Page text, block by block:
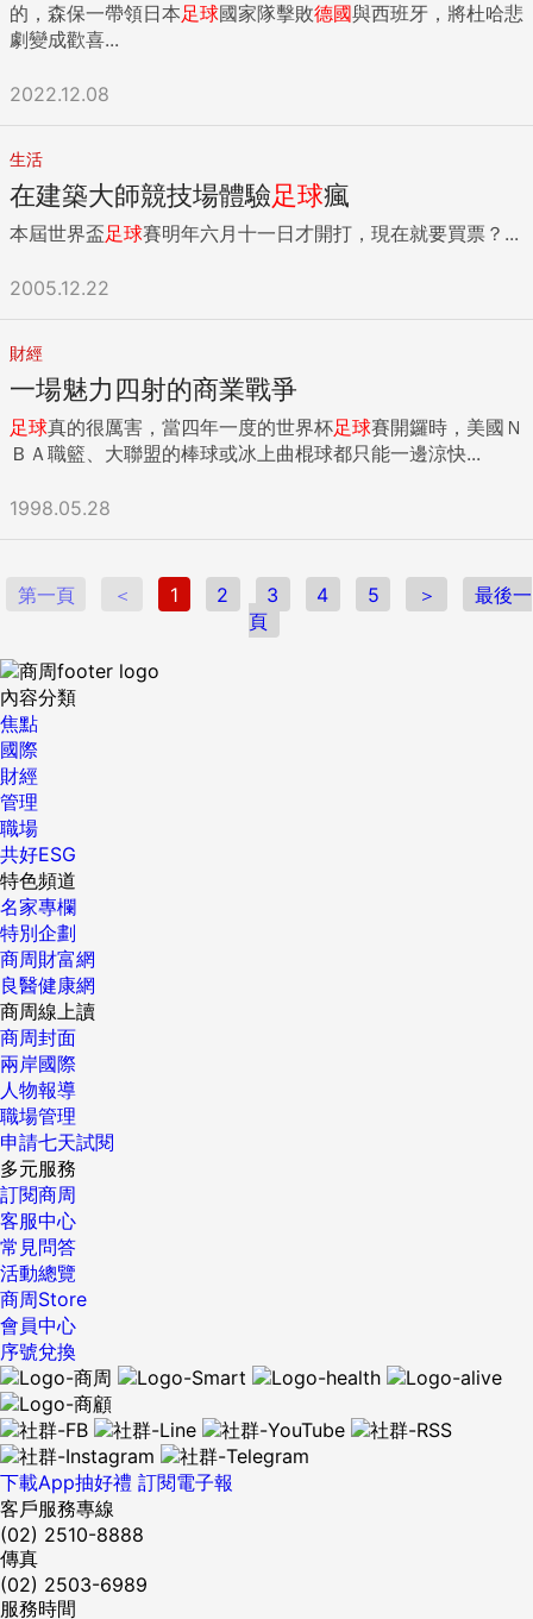
的，森保一帶領日本足球國家隊擊敗德國與西班牙，將杜哈悲
劇變成歡喜...
2022.12.08
生活
在建築大師競技場體驗足球瘋
本屆世界盃足球賽明年六月十一日才開打，現在就要買票？...
2005.12.22
財經
一場魅力四射的商業戰爭
足球真的很厲害，當四年一度的世界杯足球賽開鑼時，美國Ｎ
ＢＡ職籃、大聯盟的棒球或冰上曲棍球都只能一邊涼快...
1998.05.28
第一頁 ＜ 1 2 3 4 5 ＞
最後一
頁
內容分類
焦點
國際
財經
管理
職場
共好ESG
特色頻道
名家專欄
特別企劃
商周財富網
良醫健康網
商周線上讀
商周封面
兩岸國際
人物報導
職場管理
申請七天試閱
多元服務
訂閱商周
客服中心
常見問答
活動總覽
商周Store
會員中心
序號兌換
下載App抽好禮 訂閱電子報
客戶服務專線
(02) 2510-8888
傳真
(02) 2503-6989
服務時間